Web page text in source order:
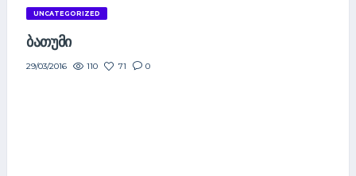
UNCATEGORIZED
ᲑᲐᲗᲣᲛᲘ
29/03/2016 110 71 0